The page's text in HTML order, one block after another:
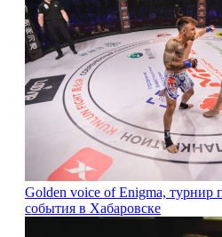
Golden voice of Enigma, турнир
события в Хабаровске